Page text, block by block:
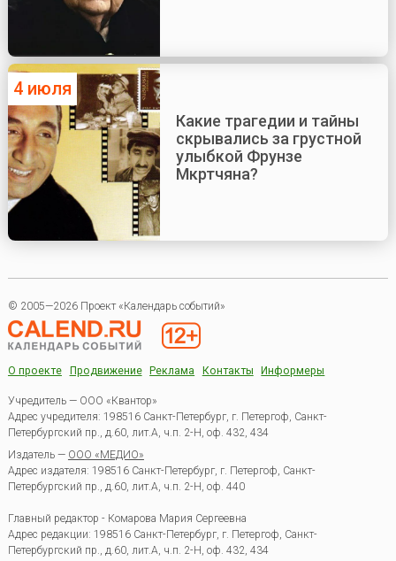
4 июля
Какие трагедии и тайны
скрывались за грустной
улыбкой Фрунзе
Мкртчяна?
© 2005—2026 Проект «Календарь событий»
О проекте Продвижение Реклама Контакты Информеры
Учредитель — ООО «Квантор»
Адрес учредителя: 198516 Санкт-Петербург, г. Петергоф, Санкт-
Петербургский пр., д.60, лит.А, ч.п. 2-Н, оф. 432, 434
Издатель — ООО «МЕДИО»
Адрес издателя: 198516 Санкт-Петербург, г. Петергоф, Санкт-
Петербургский пр., д.60, лит.А, ч.п. 2-Н, оф. 440
Главный редактор - Комарова Мария Сергеевна
Адрес редакции: 198516 Санкт-Петербург, г. Петергоф, Санкт-
Петербургский пр., д.60, лит.А, ч.п. 2-Н, оф. 432, 434